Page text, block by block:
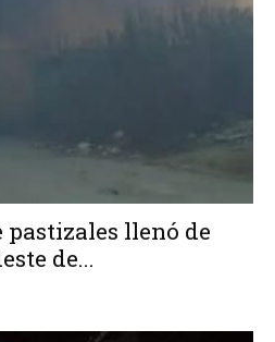
pastizales llenó de
de...